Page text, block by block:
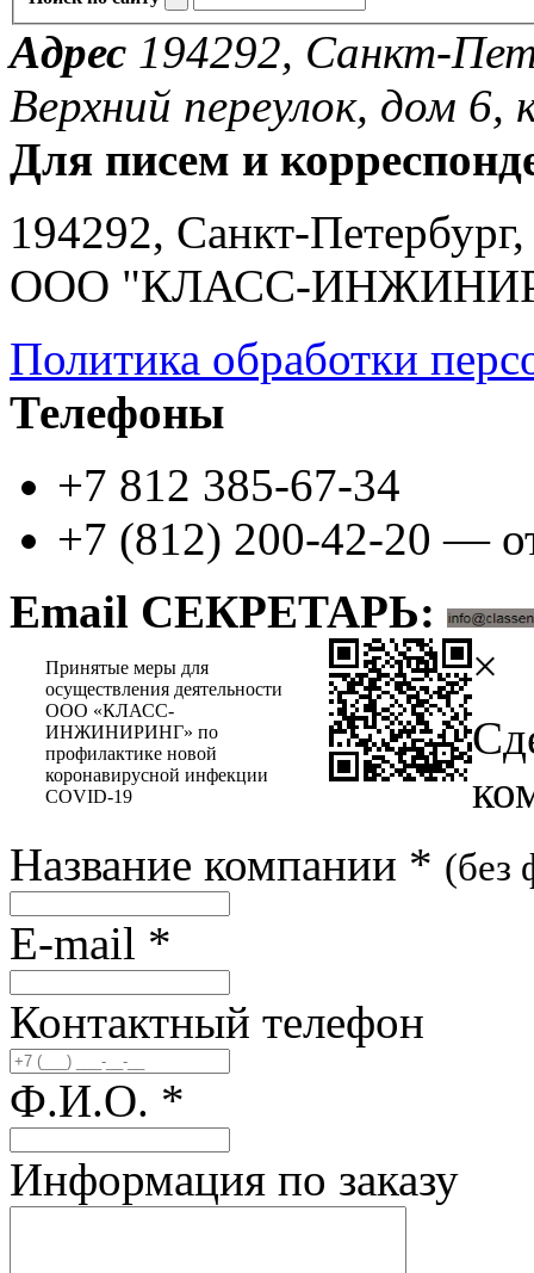
Адрес 194292, Санкт-
Верхний переулок, дом
Для писем и
194292, Санкт-
ООО "КЛАСС-
Политика обработки
Телефоны
+7 812 385-67-34
+7 (812) 200-42-20 —
Email СЕКРЕТАРЬ:
Принятые меры для
осуществления деятельности
ООО «КЛАСС-
ИНЖИНИРИНГ» по
профилактике новой
коронавирусной инфекции
COVID-19
×
Название компании * (без
E-mail *
Контактный телефон
Ф.И.О. *
Информация по заказу